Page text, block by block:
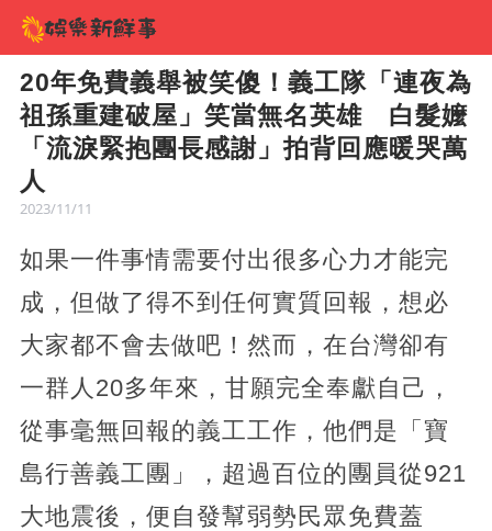
20年免費義舉被笑傻！義工隊「連夜為
祖孫重建破屋」笑當無名英雄 白髮嬤
「流淚緊抱團長感謝」拍背回應暖哭萬
人
2023/11/11
如果一件事情需要付出很多心力才能完
成，但做了得不到任何實質回報，想必
大家都不會去做吧！然而，在台灣卻有
一群人20多年來，甘願完全奉獻自己，
從事毫無回報的義工工作，他們是「寶
島行善義工團」，超過百位的團員從921
大地震後，便自發幫弱勢民眾免費蓋